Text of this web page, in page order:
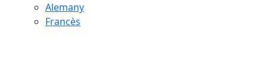
Alemany
Francès